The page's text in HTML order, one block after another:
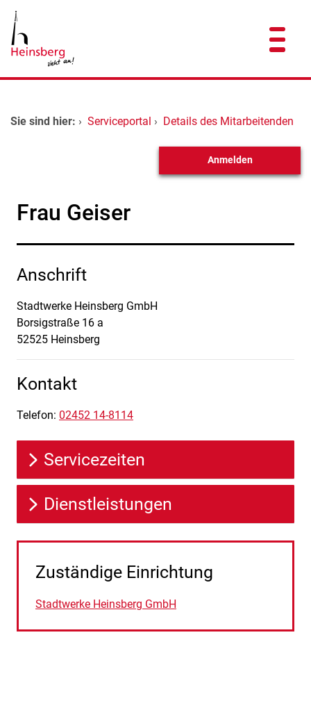
Zum Hauptinhalt springen
Zum Header
Zum Hauptinhalt
Zum Footer
Dienstleistungen A-Z
Sie sind hier: › Serviceportal › Details des Mitarbeitenden
Anmelden
Frau Geiser
Anschrift
Stadtwerke Heinsberg GmbH
Borsigstraße 16 a
52525 Heinsberg
Kontakt
Telefon: 02452 14-8114
Servicezeiten
Dienstleistungen
Zuständige Einrichtung
Stadtwerke Heinsberg GmbH